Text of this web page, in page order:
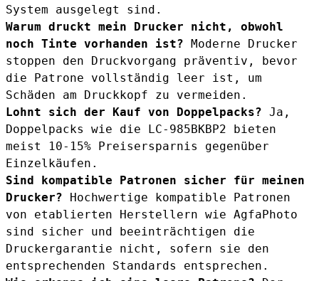
System ausgelegt sind.
Warum druckt mein Drucker nicht, obwohl
noch Tinte vorhanden ist? Moderne Drucker
stoppen den Druckvorgang präventiv, bevor
die Patrone vollständig leer ist, um
Schäden am Druckkopf zu vermeiden.
Lohnt sich der Kauf von Doppelpacks? Ja,
Doppelpacks wie die LC-985BKBP2 bieten
meist 10-15% Preisersparnis gegenüber
Einzelkäufen.
Sind kompatible Patronen sicher für meinen
Drucker? Hochwertige kompatible Patronen
von etablierten Herstellern wie AgfaPhoto
sind sicher und beeinträchtigen die
Druckergarantie nicht, sofern sie den
entsprechenden Standards entsprechen.